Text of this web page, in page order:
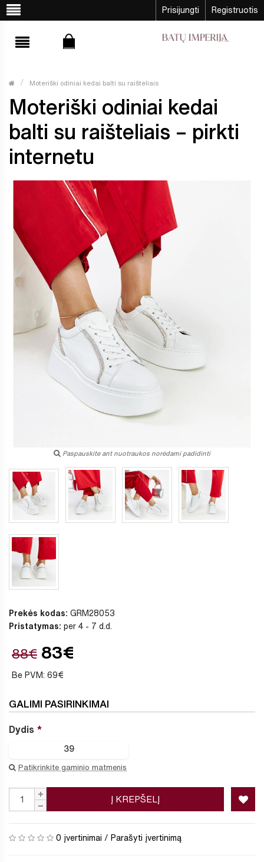
Prisijungti Registruotis
Moteriški odiniai kedai balti su raišteliais
Moteriški odiniai kedai
balti su raišteliais – pirkti
internetu
Paspauskite ant nuotraukos norėdami padidinti
Prekės kodas: GRM28053
Pristatymas: per 4 - 7 d.d.
88€ 83€
Be PVM: 69€
GALIMI PASIRINKIMAI
Dydis
39
Patikrinkite gaminio matmenis
Į KREPŠELĮ
0 įvertinimai / Parašyti įvertinimą